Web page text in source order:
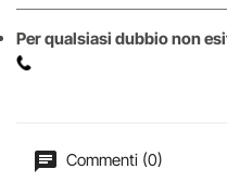
Per qualsiasi dubbio non
Commenti (0)